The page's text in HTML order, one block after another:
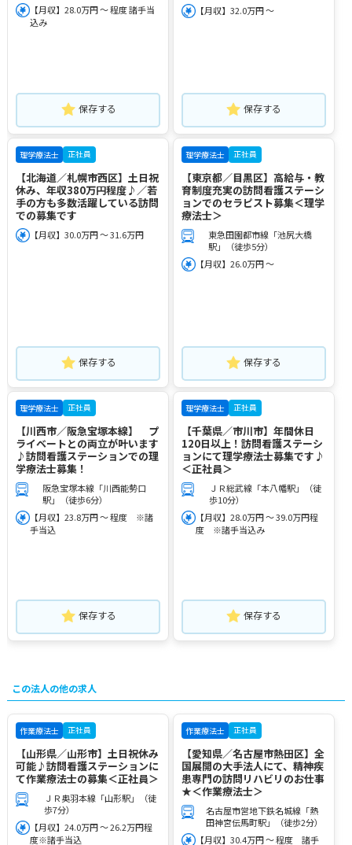
【月収】28.0万円 ～ 程度 諸手当
込み
保存する
【月収】32.0万円 ～
保存する
理学療法士 正社員
【北海道／札幌市西区】土日祝
休み、年収380万円程度♪／若
手の方も多数活躍している訪問
での募集です
【月収】30.0万円 ～ 31.6万円
保存する
理学療法士 正社員
【東京都／目黒区】高給与・教
育制度充実の訪問看護ステーシ
ョンでのセラピスト募集＜理学
療法士＞
東急田園都市線「池尻大橋
駅」（徒歩5分）
【月収】26.0万円 ～
保存する
理学療法士 正社員
【川西市／阪急宝塚本線】 プ
ライベートとの両立が叶います
♪訪問看護ステーションでの理
学療法士募集！
阪急宝塚本線「川西能勢口
駅」（徒歩6分）
【月収】23.8万円 ～ 程度 ※諸
手当込
保存する
理学療法士 正社員
【千葉県／市川市】年間休日
120日以上！訪問看護ステーシ
ョンにて理学療法士募集です♪
＜正社員＞
ＪＲ総武線「本八幡駅」（徒
歩10分）
【月収】28.0万円 ～ 39.0万円程
度 ※諸手当込み
保存する
この法人の他の求人
作業療法士 正社員
【山形県／山形市】土日祝休み
可能♪訪問看護ステーションに
て作業療法士の募集＜正社員＞
ＪＲ奥羽本線「山形駅」（徒
歩7分）
【月収】24.0万円 ～ 26.2万円程
度※諸手当込
作業療法士 正社員
【愛知県／名古屋市熱田区】全
国展開の大手法人にて、精神疾
患専門の訪問リハビリのお仕事
★＜作業療法士＞
名古屋市営地下鉄名城線「熱
田神宮伝馬町駅」（徒歩2分）
【月収】30.4万円 ～ 程度 諸手